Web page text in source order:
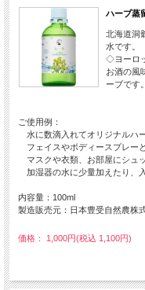
ハーブ蒸
北海道洞
水です。
◇ヨーロ
お酒の風
ーブです。
ご使用例：
水に数滴入れてオリジナルハ
フェイスやボディースプレーと
マスクや衣類、お部屋にシュ
加湿器の水に少量加えたり、
内容量：100ml
製造販売元：日本豊受自然農株
価格： 1,000円(税込 1,100円)